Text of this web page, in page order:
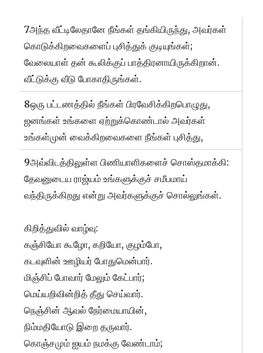
7அந்த வீட்டிலேதானே நீங்கள் தங்கியிருந்து, அவர்கள்
கொடுக்கிறவைகளைப் புசித்துக் குடியுங்கள்;
வேலையாள் தன் கூலிக்குப் பாத்திரனாயிருக்கிறான்.
வீட்டுக்கு வீடு போகாதிருங்கள்.
8ஒரு பட்டணத்தில் நீங்கள் பிரவேசிக்கிறபொழுது,
ஜனங்கள் உங்களை ஏற்றுக்கொண்டால் அவர்கள்
உங்கள்முன் வைக்கிறவைகளை நீங்கள் புசித்து,
9அவ்விடத்திலுள்ள பிணியாளிகளைச் சொஸ்தமாக்கி:
தேவனுடைய ராஜ்யம் உங்களுக்குச் சமீபமாய்
வந்திருக்கிறது என்று அவர்களுக்குச் சொல்லுங்கள்.
கிறித்துவில் வாழ்வு:
கஞ்சியோ கூழோ, கறியோ, குழம்போ,
கடவுளின் ஊழியர் போதுமென்பார்.
மிஞ்சிப் போவார் மேலும் கேட்பார்;
மெய்யறிவின்றித் தீது செய்வார்.
நெஞ்சின் ஆவல் நேர்மையாயின்,
நிம்மதியோடு இறை தருவார்.
கொஞ்சமும் ஐயம் நமக்கு வேண்டாம்;